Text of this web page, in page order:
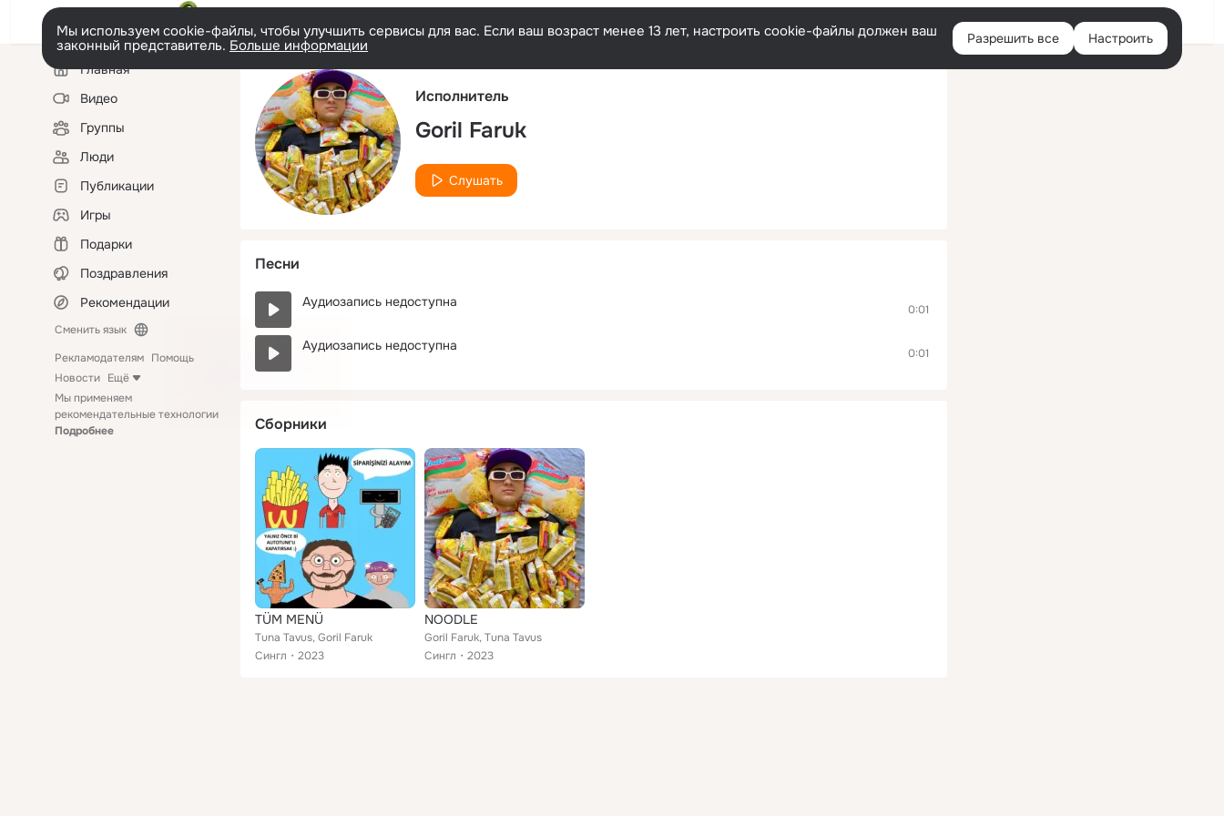
Русский Войти
Мы используем cookie-файлы, чтобы улучшить сервисы для вас. Если ваш возраст менее 13 лет, настроить cookie-файлы должен ваш
законный представитель. Больше информации Разрешить все Настроить
Левая
колонкаГлавная
Видео
Группы
Люди
Публикации
Игры
Подарки
Поздравления
Рекомендации
Сменить язык
Рекламодателям Помощь
Новости Ещё
Мы применяем
рекомендательные технологии
Подробнее
Исполнитель
Goril Faruk
Слушать
Песни
Аудиозапись недоступна 0:01
Аудиозапись недоступна 0:01
Сборники
TÜM MENÜ
Tuna Tavus, Goril Faruk
Сингл
2023
NOODLE
Goril Faruk, Tuna Tavus
Сингл
2023